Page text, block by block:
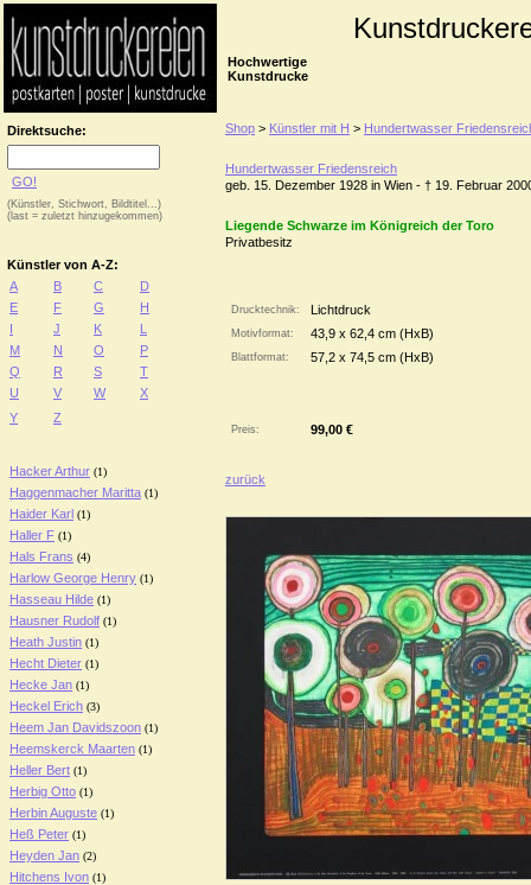
Hochwertige
Kunstdrucke
Direktsuche:
GO!
(Künstler, Stichwort, Bildtitel...)
(last = zuletzt hinzugekommen)
Künstler von A-Z:
A
B C
D
E
F G
H
I
J K
L
M
N O
P
Q
R S
T
U
V W
X
Y
Z
Hacker Arthur (1)
Haggenmacher Maritta (1)
Haider Karl (1)
Haller F (1)
Hals Frans (4)
Harlow George Henry (1)
Hasseau Hilde (1)
Hausner Rudolf (1)
Heath Justin (1)
Hecht Dieter (1)
Hecke Jan (1)
Heckel Erich (3)
Heem Jan Davidszoon (1)
Heemskerck Maarten (1)
Heller Bert (1)
Herbig Otto (1)
Herbin Auguste (1)
Heß Peter (1)
Heyden Jan (2)
Hitchens Ivon (1)
Shop > Künstler mit H > Hundertwasser
Hundertwasser Friedensreich
geb. 15. Dezember 1928 in Wien - † 19. Februar
Liegende Schwarze im Königreich der Toro
Privatbesitz
Drucktechnik: Lichtdruck
Motivformat: 43,9 x 62,4 cm (HxB)
Blattformat: 57,2 x 74,5 cm (HxB)
Preis: 99,00 €
zurück